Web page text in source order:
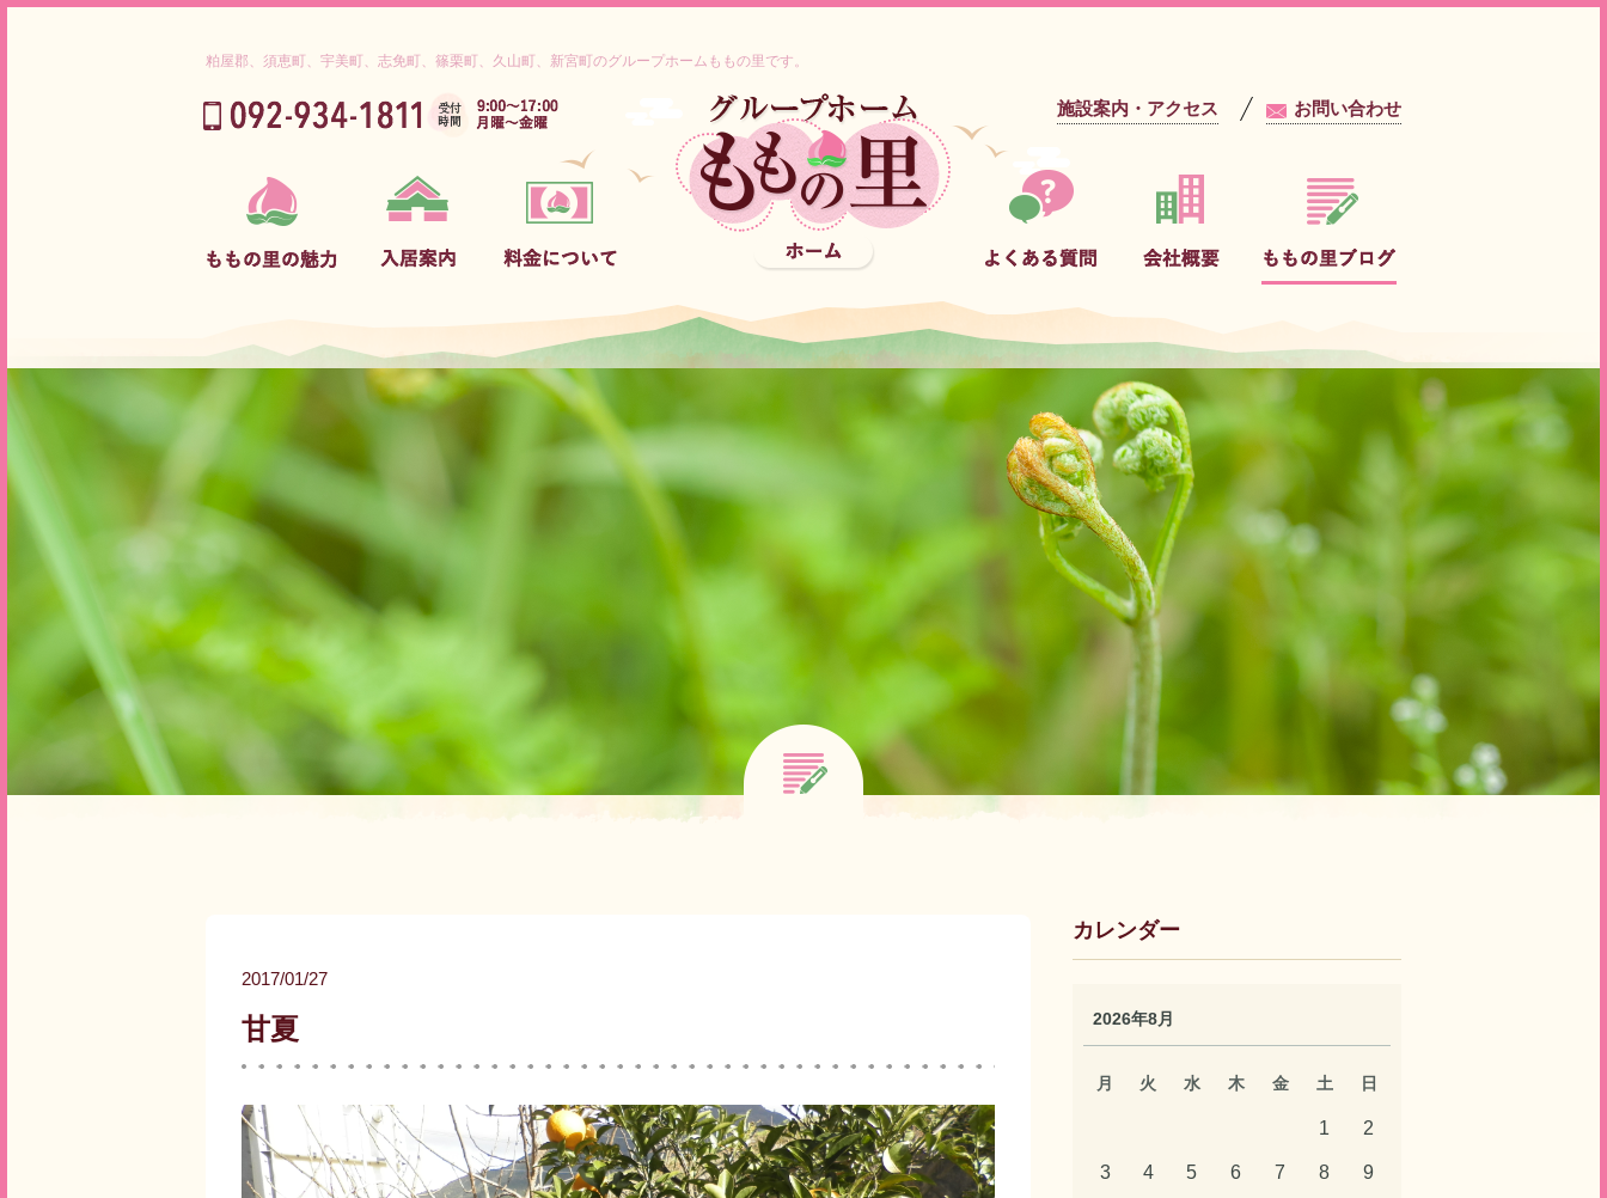
粕屋郡、須恵町、宇美町、志免町、篠栗町、久山町、新宮町のグループホームももの里です。
施設案内・アクセス お問い合わせ
ももの里だから出来ること
介護サービス内容
守っていただきたいこと
グループホーム サービス料金
2017/01/27
甘夏
カレンダー
2026年8月
月 火 水 木 金 土 日
1 2
3 4 5 6 7 8 9